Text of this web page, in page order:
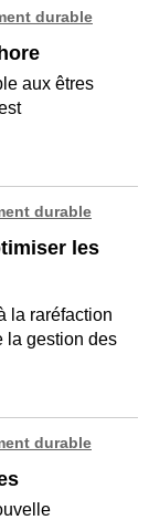
durable
aux êtres
durable
les
la raréfaction
la gestion des
durable